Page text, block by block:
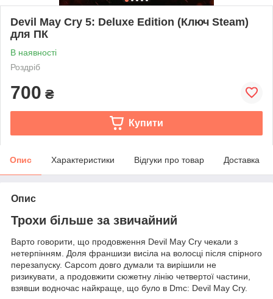
Devil May Cry 5: Deluxe Edition (Ключ Steam)
для ПК
В наявності
Роздріб
700 ₴
Купити
Опис Характеристики Відгуки про товар Доставка
Опис
Трохи більше за звичайний
Варто говорити, що продовження Devil May Cry чекали з
нетерпінням. Доля франшизи висіла на волосці після спірного
перезапуску. Capcom довго думали та вирішили не
ризикувати, а продовжити сюжетну лінію четвертої частини,
взявши водночас найкраще, що було в Dmc: Devil May Cry.